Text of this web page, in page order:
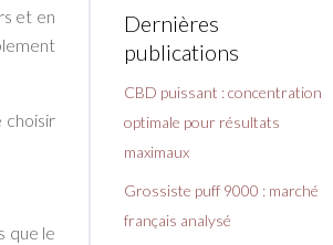
et en
choisir
que le
Dernières
publications
CBD puissant : concentration
optimale pour résultats
maximaux
Grossiste puff 9000 : marché
français analysé